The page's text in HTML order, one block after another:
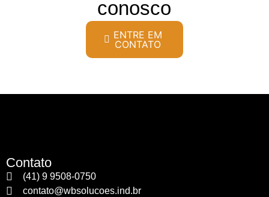
conosco
ENTRE EM
CONTATO
Contato
(41) 9 9508-0750
contato@wbsolucoes.ind.br